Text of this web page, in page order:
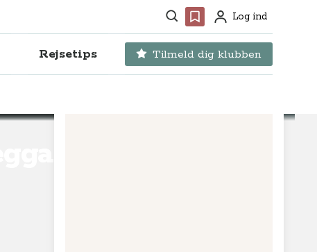
Søg Favoritter
ProfilLog ind
Rejsetips Tilmeld dig klubben